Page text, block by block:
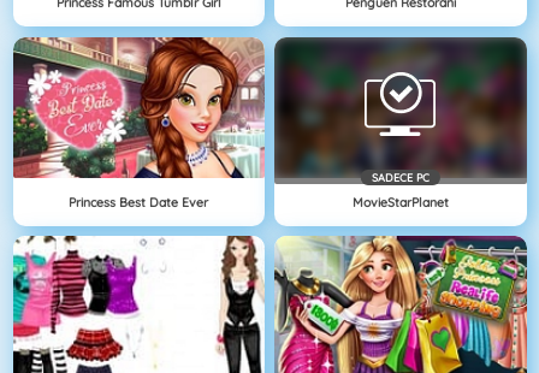
Princess Best Date Ever
SADECE PC
MovieStarPlanet